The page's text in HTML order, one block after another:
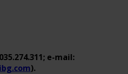
e-mail:
).